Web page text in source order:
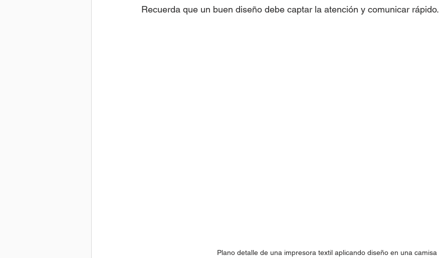
Recuerda que un buen diseño debe captar la atención y comunicar rápido.
Plano detalle de una impresora textil aplicando diseño en una camisa